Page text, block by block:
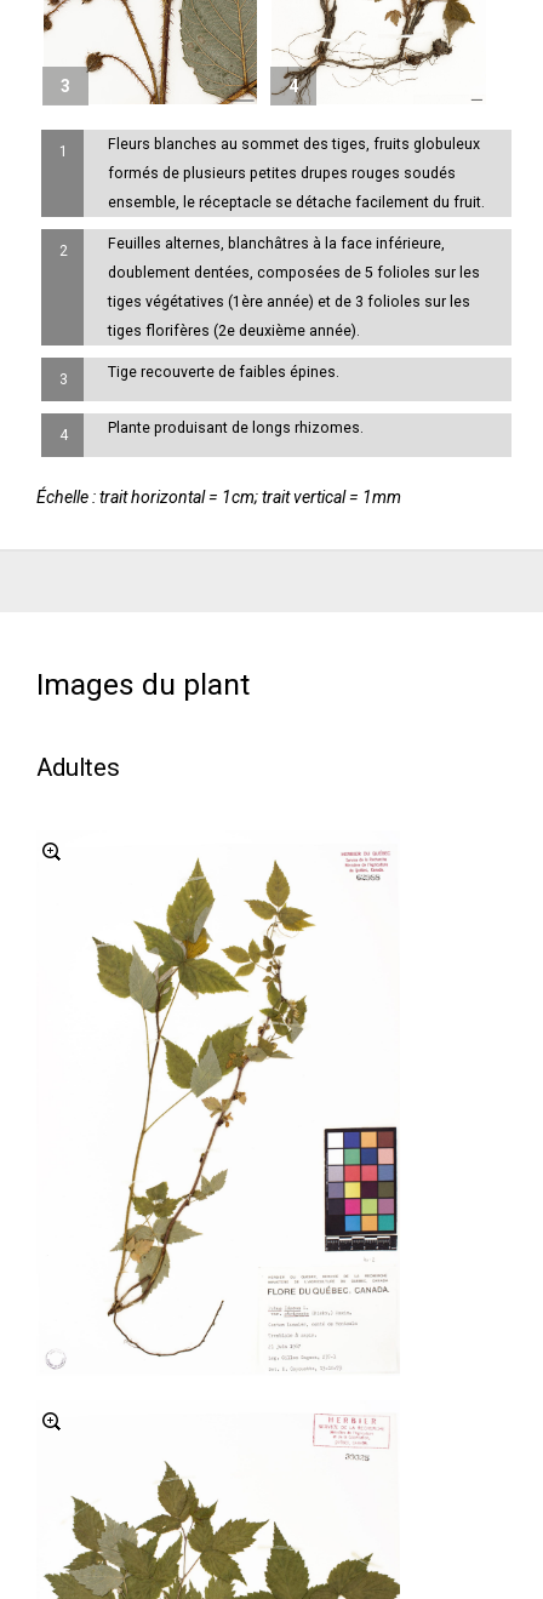
3 4
1
Fleurs blanches au sommet des tiges, fruits globuleux
formés de plusieurs petites drupes rouges soudés
ensemble, le réceptacle se détache facilement du fruit.
2
Feuilles alternes, blanchâtres à la face inférieure,
doublement dentées, composées de 5 folioles sur les
tiges végétatives (1ère année) et de 3 folioles sur les
tiges florifères (2e deuxième année).
3 Tige recouverte de faibles épines.
4 Plante produisant de longs rhizomes.
Échelle : trait horizontal = 1cm; trait vertical = 1mm
Images du plant
Adultes